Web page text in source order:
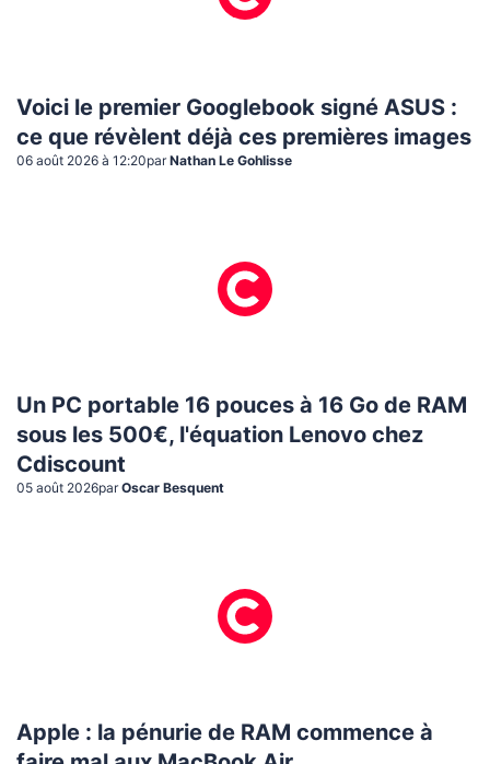
Voici le premier Googlebook signé ASUS :
ce que révèlent déjà ces premières images
06 août 2026 à 12:20par Nathan Le Gohlisse
Un PC portable 16 pouces à 16 Go de RAM
sous les 500€, l'équation Lenovo chez
Cdiscount
05 août 2026par Oscar Besquent
Apple : la pénurie de RAM commence à